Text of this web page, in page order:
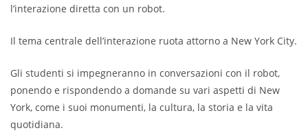
l’interazione diretta con un robot.
Il tema centrale dell’interazione ruota attorno a New York City.
Gli studenti si impegneranno in conversazioni con il robot,
ponendo e rispondendo a domande su vari aspetti di New
York, come i suoi monumenti, la cultura, la storia e la vita
quotidiana.